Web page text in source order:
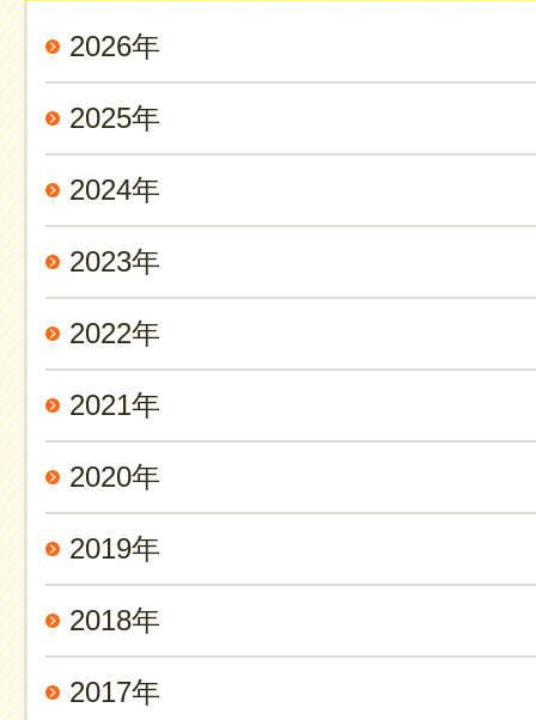
2026年
2025年
2024年
2023年
2022年
2021年
2020年
2019年
2018年
2017年